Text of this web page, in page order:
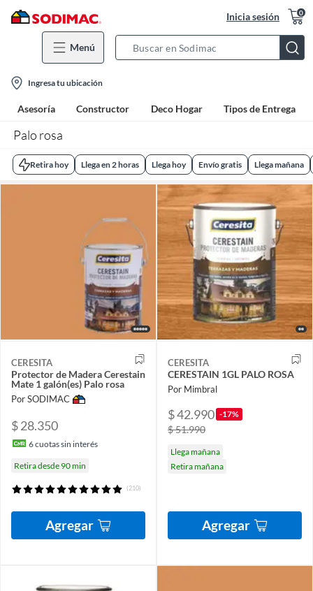
Inicia sesión 0
Menú
Bar
location-
icon
Ingresa tu ubicación
Asesoría Constructor Deco Hogar Tipos de Entrega
Palo rosa
Retira hoy Llega en 2 horas Llega hoy Envío gratis Llega mañana
CERESITA
Protector de Madera Cerestain
Mate 1 galón(es) Palo rosa
Por SODIMAC
$ 28.350
6cuotas sin interés
Retira desde 90 min
(210)
Agregar
CERESITA
CERESTAIN 1GL PALO ROSA
Por Mimbral
$ 42.990 -17%
$ 51.990
Llega mañana
Retira mañana
Agregar